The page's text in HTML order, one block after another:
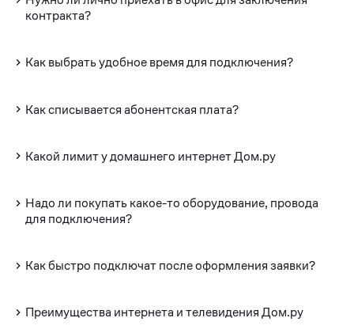
контракта?
Как выбрать удобное время для подключения?
Как списывается абонентская плата?
Какой лимит у домашнего интернет Дом.ру
Надо ли покупать какое-то оборудование, провода
для подключения?
Как быстро подключат после оформления заявки?
Преимущества интернета и телевидения Дом.ру